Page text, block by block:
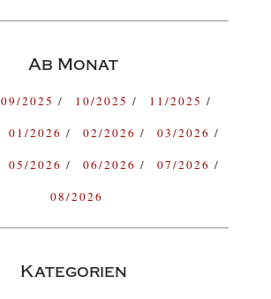
Ab Monat
09/2025 10/2025
11/2025
01/2026 02/2026
03/2026
05/2026 06/2026
07/2026
08/2026
Kategorien